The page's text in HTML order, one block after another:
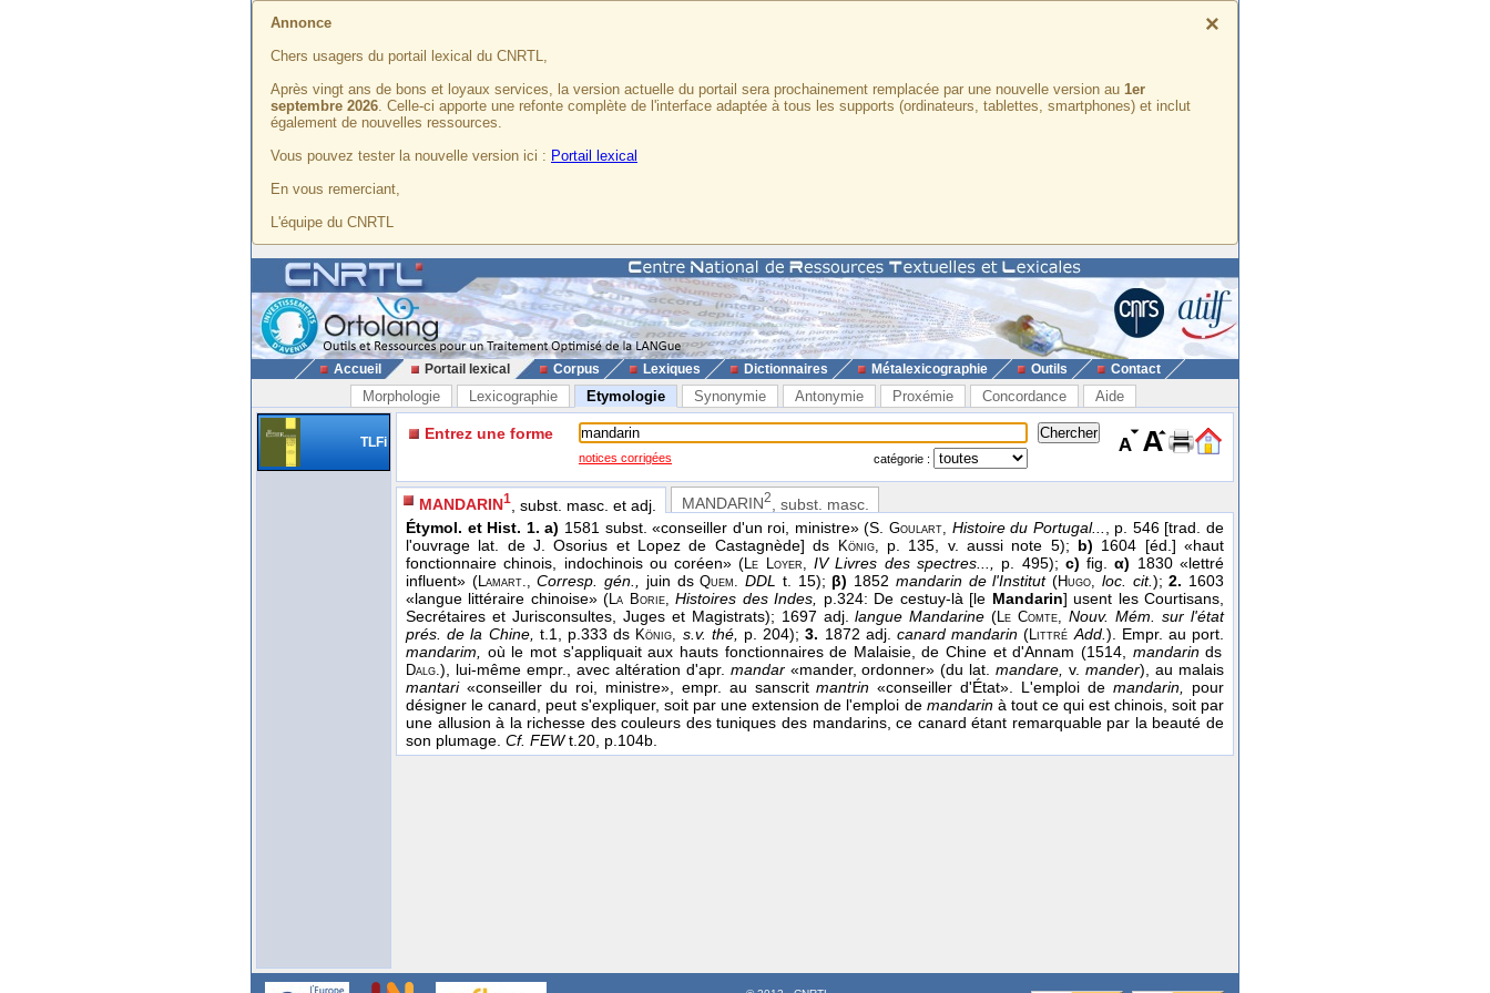
×
Annonce
Chers usagers du portail lexical du CNRTL,
Après vingt ans de bons et loyaux services, la version actuelle du portail sera prochainement remplacée par une nouvelle version au 1er
septembre 2026. Celle-ci apporte une refonte complète de l'interface adaptée à tous les supports (ordinateurs, tablettes, smartphones) et inclut
également de nouvelles ressources.
Vous pouvez tester la nouvelle version ici : Portail lexical
En vous remerciant,
L'équipe du CNRTL
Accueil Portail lexical Corpus Lexiques Dictionnaires Métalexicographie Outils Contact
Morphologie Lexicographie Etymologie Synonymie Antonymie Proxémie Concordance Aide
TLFi Entrez une forme
notices corrigées catégorie :
MANDARIN1 , subst. masc. et adj. MANDARIN2
, subst. masc.
Étymol. et Hist. 1. a) 1581 subst. «conseiller d'un roi, ministre» (S. Goulart, Histoire du Portugal..., p. 546 [trad. de
l'ouvrage lat. de J. Osorius et Lopez de Castagnède] ds
König, p. 135, v. aussi note 5); b) 1604 [éd.] «haut
fonctionnaire chinois, indochinois ou coréen» (Le Loyer, IV Livres des spectres..., p. 495); c)fig.α) 1830 «lettré
influent» (Lamart., Corresp. gén., juin dsQuem.DDL t. 15); β) 1852 mandarin de l'Institut(Hugo, loc. cit.);2. 1603
«langue littéraire chinoise» (La Borie, Histoires des Indes, p.324: De cestuy-là [le Mandarin] usent les Courtisans,
Secrétaires et Jurisconsultes, Juges et Magistrats); 1697 adj.langue Mandarine (Le Comte, Nouv. Mém. sur l'état
prés. de la Chine, t.1, p.333 ds König, s.v. thé, p. 204);3. 1872 adj. canard mandarin (LittréAdd.). Empr. au port.
mandarim, où le mot s'appliquait aux hauts fonctionnaires de Malaisie, de Chine et d'Annam (1514, mandarinds
Dalg.), lui-même empr., avec altération d'apr. mandar«mander, ordonner» (du lat.mandare, v.mander), au malais
mantari«conseiller du roi, ministre», empr. au sanscritmantrin «conseiller d'État». L'emploi demandarin, pour
désigner le canard, peut s'expliquer, soit par une extension de l'emploi de mandarinà tout ce qui est chinois, soit par
une allusion à la richesse des couleurs des tuniques des mandarins, ce canard étant remarquable par la beauté de
son plumage. Cf. FEWt.20, p.104b.